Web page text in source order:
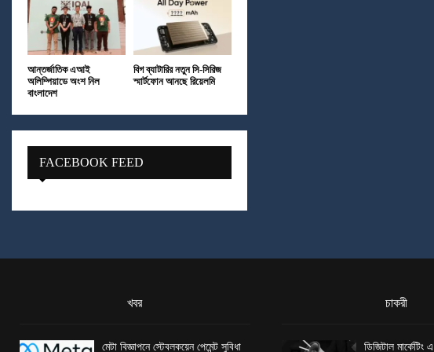
আন্তর্জাতিক এআই
অলিম্পিয়াডে অংশ নিল
বাংলাদেশ
বিগ ব্যাটারির নতুন সি-সিরিজ
স্মার্টফোন আনছে রিয়েলমি
FACEBOOK FEED
খবর
মেটা বিজ্ঞাপনে স্টেবলকয়েন পেমেন্ট সুবিধা
চাকরী
ডিজিটাল মার্কেটিং